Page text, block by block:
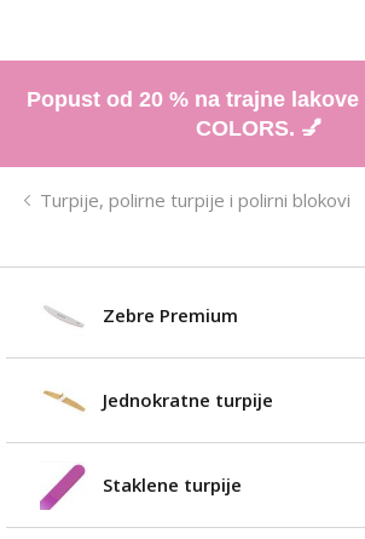
Popust od 20 % na trajne
COLORS. 💅
Turpije, polirne turpije i polirni blokovi
Zebre Premium
Jednokratne turpije
Staklene turpije